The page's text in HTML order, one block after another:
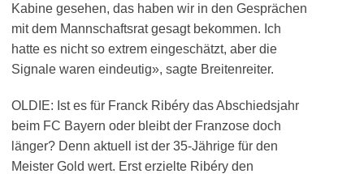
Kabine gesehen, das haben wir in den Gesprächen
mit dem Mannschaftsrat gesagt bekommen. Ich
hatte es nicht so extrem eingeschätzt, aber die
Signale waren eindeutig», sagte Breitenreiter.
OLDIE: Ist es für Franck Ribéry das Abschiedsjahr
beim FC Bayern oder bleibt der Franzose doch
länger? Denn aktuell ist der 35-Jährige für den
Meister Gold wert. Erst erzielte Ribéry den